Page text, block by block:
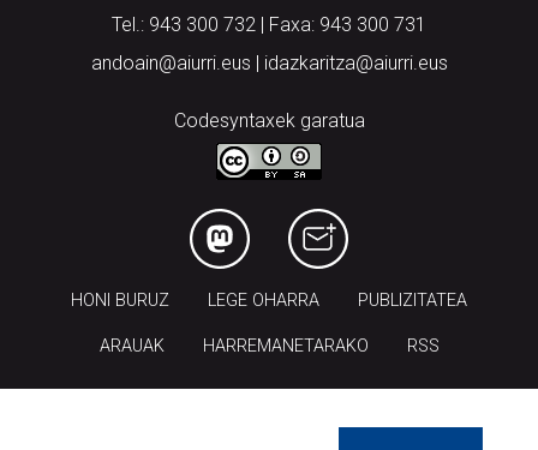
Tel.: 943 300 732 | Faxa: 943 300 731
andoain@aiurri.eus | idazkaritza@aiurri.eus
Codesyntaxek garatua
HONI BURUZ LEGE OHARRA PUBLIZITATEA
ARAUAK HARREMANETARAKO RSS